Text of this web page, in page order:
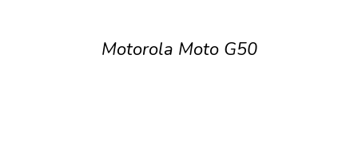
Motorola Moto G50